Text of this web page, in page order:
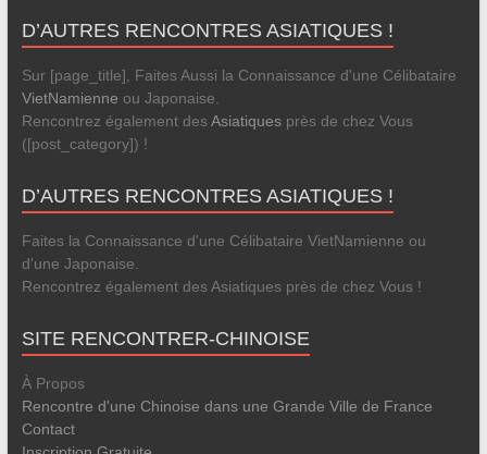
D’AUTRES RENCONTRES ASIATIQUES !
Sur [page_title], Faites Aussi la Connaissance d'une Célibataire
VietNamienne ou Japonaise.
Rencontrez également desAsiatiquesprès de chez Vous
([post_category]) !
D’AUTRES RENCONTRES ASIATIQUES !
Faites la Connaissance d'une Célibataire VietNamienne ou
d'une Japonaise.
Rencontrez également des Asiatiques près de chez Vous !
SITE RENCONTRER-CHINOISE
À Propos
Rencontre d'une Chinoise dans une Grande Ville de France
Contact